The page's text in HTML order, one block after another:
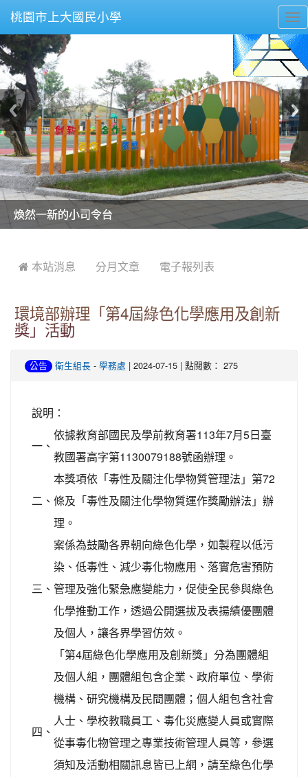
桃園市上大國民小學
美麗的操場是我們活力的來源
美麗的操場是我們活力的來源
煥然一新的小司令台
煥然一新的小司令台
富含桃園埤塘田園風光意象的中廊
富含桃園埤塘田園風光意象的中廊
嶄新的中庭廣場
嶄新的中庭廣場
水生池生生不息
水生池生生不息
 本站消息 分月文章 電子報列表
環境部辦理「第4屆綠色化學應用及創新
獎」活動
公告 衛生組長 - 學務處 | 2024-07-15 | 點閱數： 275
說明：
一、
依據教育部國民及學前教育署113年7月5日臺
教國署高字第1130079188號函辦理。
二、
本獎項依「毒性及關注化學物質管理法」第72
條及「毒性及關注化學物質運作獎勵辦法」辦
理。
三、
案係為鼓勵各界朝向綠色化學，如製程以低污
染、低毒性、減少毒化物應用、落實危害預防
管理及強化緊急應變能力，促使全民參與綠色
化學推動工作，透過公開選拔及表揚績優團體
及個人，讓各界學習仿效。
四、
「第4屆綠色化學應用及創新獎」分為團體組
及個人組，團體組包含企業、政府單位、學術
機構、研究機構及民間團體；個人組包含社會
人士、學校教職員工、毒化災應變人員或實際
從事毒化物管理之專業技術管理人員等，參選
須知及活動相關訊息皆已上網，請至綠色化學